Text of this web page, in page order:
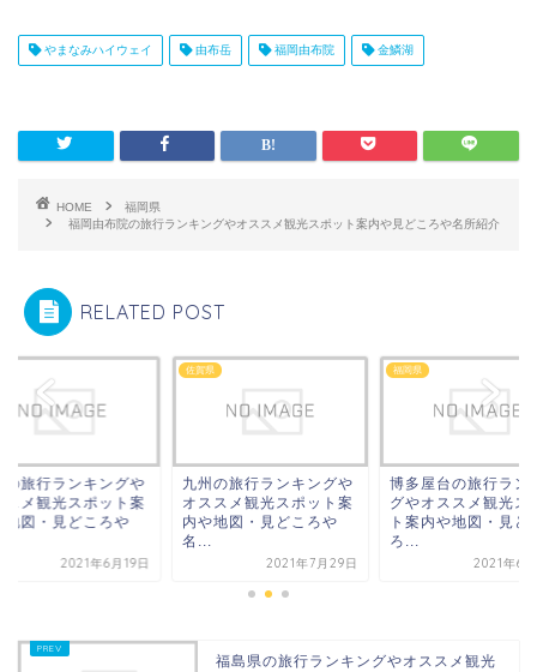
やまなみハイウェイ 由布岳 福岡由布院 金鱗湖
HOME
福岡県
福岡由布院の旅行ランキングやオススメ観光スポット案内や見どころや名所紹介
RELATED POST
の旅行ランキングや
スメ観光スポット案
地図・見どころや
2021年6月19日
佐賀県
九州の旅行ランキングや
オススメ観光スポット案
内や地図・見どころや
名...
2021年7月29日
福岡県
博多屋台の旅行ラン
グやオススメ観光ス
ト案内や地図・見ど
ろ...
2021年6
福島県の旅行ランキングやオススメ観光